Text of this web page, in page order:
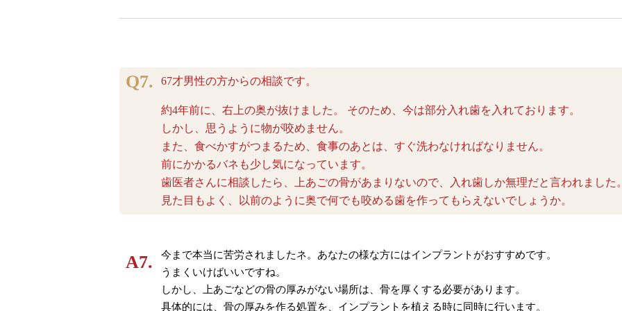
67才男性の方からの相談です。
約4年前に、右上の奥が抜けました。 そのため、今は部分入れ歯を入れております。
しかし、思うように物が咬めません。
また、食べかすがつまるため、食事のあとは、すぐ洗わなければなりません。
前にかかるバネも少し気になっています。
歯医者さんに相談したら、上あごの骨があまりないので、入れ歯しか無理だと言われました
見た目もよく、以前のように奥で何でも咬める歯を作ってもらえないでしょうか。
今まで本当に苦労されましたネ。あなたの様な方にはインプラントがおすすめです。
うまくいけばいいですね。
しかし、上あごなどの骨の厚みがない場所は、骨を厚くする必要があります。
具体的には、骨の厚みを作る処置を、インプラントを植える時に同時に行います。